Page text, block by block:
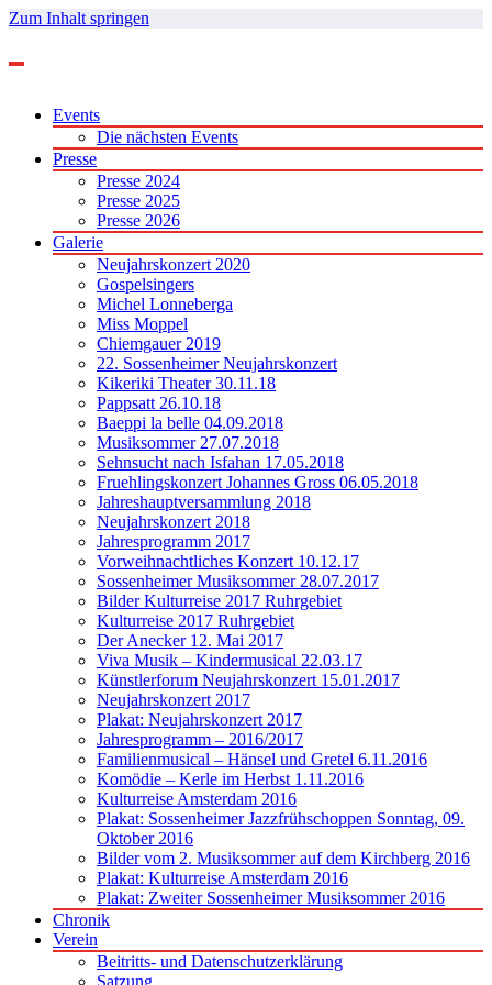
Zum Inhalt springen
Events
Die nächsten Events
Presse
Presse 2024
Presse 2025
Presse 2026
Galerie
Neujahrskonzert 2020
Gospelsingers
Michel Lonneberga
Miss Moppel
Chiemgauer 2019
22. Sossenheimer Neujahrskonzert
Kikeriki Theater 30.11.18
Pappsatt 26.10.18
Baeppi la belle 04.09.2018
Musiksommer 27.07.2018
Sehnsucht nach Isfahan 17.05.2018
Fruehlingskonzert Johannes Gross 06.05.2018
Jahreshauptversammlung 2018
Neujahrskonzert 2018
Jahresprogramm 2017
Vorweihnachtliches Konzert 10.12.17
Sossenheimer Musiksommer 28.07.2017
Bilder Kulturreise 2017 Ruhrgebiet
Kulturreise 2017 Ruhrgebiet
Der Anecker 12. Mai 2017
Viva Musik – Kindermusical 22.03.17
Künstlerforum Neujahrskonzert 15.01.2017
Neujahrskonzert 2017
Plakat: Neujahrskonzert 2017
Jahresprogramm – 2016/2017
Familienmusical – Hänsel und Gretel 6.11.2016
Komödie – Kerle im Herbst 1.11.2016
Kulturreise Amsterdam 2016
Plakat: Sossenheimer Jazzfrühschoppen Sonntag, 09.
Oktober 2016
Bilder vom 2. Musiksommer auf dem Kirchberg 2016
Plakat: Kulturreise Amsterdam 2016
Plakat: Zweiter Sossenheimer Musiksommer 2016
Chronik
Verein
Beitritts- und Datenschutzerklärung
Satzung